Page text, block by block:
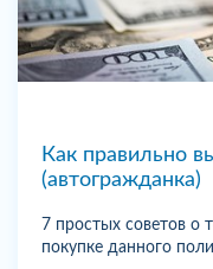
Как правильно
(автогражданка)
7 простых советов о
покупке данного